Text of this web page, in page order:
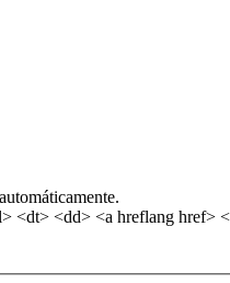
<dd> <a hreflang href>